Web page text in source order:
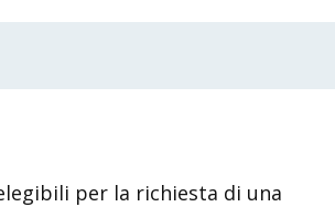
per la richiesta di una